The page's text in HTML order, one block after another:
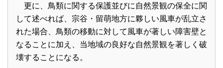
更に、鳥類に関する保護並びに自然景観の保全に関
して述べれば、宗谷・留萌地方に夥しい風車が乱立さ
れた場合、鳥類の移動に対して風車が著しい障害壁と
なることに加え、当地域の良好な自然景観を著しく破
壊することになる。